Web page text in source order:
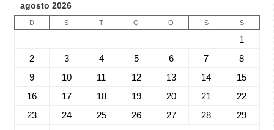
agosto 2026
D S T Q Q S S
1
2
3 4 5 6 7
8
9
10 11 12 13 14
15
16
17 18 19 20 21
22
23
24 25 26 27 28
29